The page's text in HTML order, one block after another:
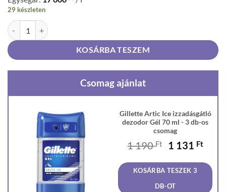
29 készleten
Gillette Artic Ice izzadásgátló dezodor Gél 70 ml mennyiség
KOSÁRBA TESZEM
Csomag ajánlat
Gillette Artic Ice izzadásgátló
dezodor Gél 70 ml - 3 db-os
csomag
1 190Ft
Original
was:
1
190 Ft.
1 131 Ft
is:
131
KOSÁRBA TESZEK 3
DB-OT